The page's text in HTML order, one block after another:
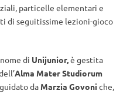
particelle elementari e
di seguitissime lezioni-gioco
di Unijunior,è gestita
Alma Mater Studiorum
da Marzia Govoni che,